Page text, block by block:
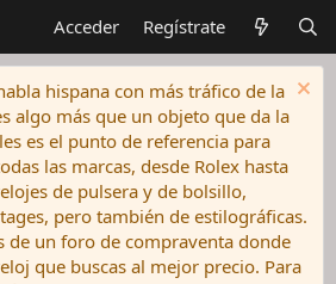
Acceder Regístrate
hispana con más tráfico de la
algo más que un objeto que da la
es el punto de referencia para
las marcas, desde Rolex hasta
de pulsera y de bolsillo,
pero también de estilográficas.
de un foro de compraventa donde
que buscas al mejor precio. Para